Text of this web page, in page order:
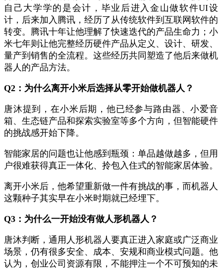
自己大学学的是会计，毕业后进入金山做软件UI设
计，后来加入腾讯，经历了从传统软件到互联网软件的
转变。腾讯十年让他理解了快速迭代的产品生命力；小
米七年则让他完整经历硬件产品从定义、设计、研发、
量产到销售的全流程。这些经历共同塑造了他后来做机
器人的产品方法。
Q2：为什么离开小米后选择从零开始做机器人？
唐沐提到，在小米后期，他已经参与路由器、小爱音
箱、生态链产品和探索实验室等多个方向，但智能硬件
的挑战感开始下降。
智能家居的问题也让他感到瓶颈：单品越做越多，但用
户很难获得真正一体化、拎包入住式的智能家居体验。
离开小米后，他希望重新做一件有挑战的事，而机器人
这颗种子其实早在小米时期就已经埋下。
Q3：为什么一开始没有做人形机器人？
唐沐判断，通用人形机器人要真正进入家庭或广泛商业
场景，仍有很多安全、成本、安规和商业模式问题。他
认为，创业公司资源有限，不能押注一个不可预知的未